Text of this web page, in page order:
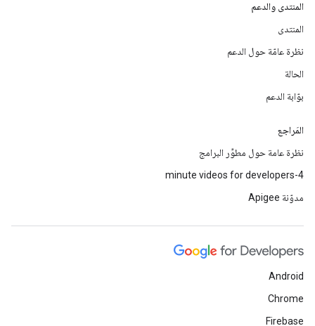
المنتدى والدعم
المنتدى
نظرة عامّة حول الدعم
الحالة
بوّابة الدعم
المَراجع
نظرة عامة حول مطوِّر البرامج
4-minute videos for developers
مدوّنة Apigee
Android
Chrome
Firebase